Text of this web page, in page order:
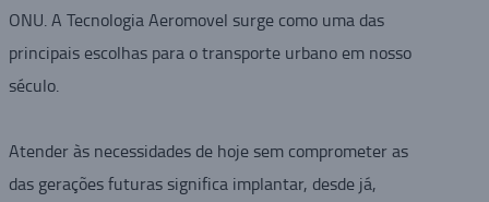
ONU. A Tecnologia Aeromovel surge como uma das
principais escolhas para o transporte urbano em nosso
século.
Atender às necessidades de hoje sem comprometer as
das gerações futuras significa implantar, desde já,